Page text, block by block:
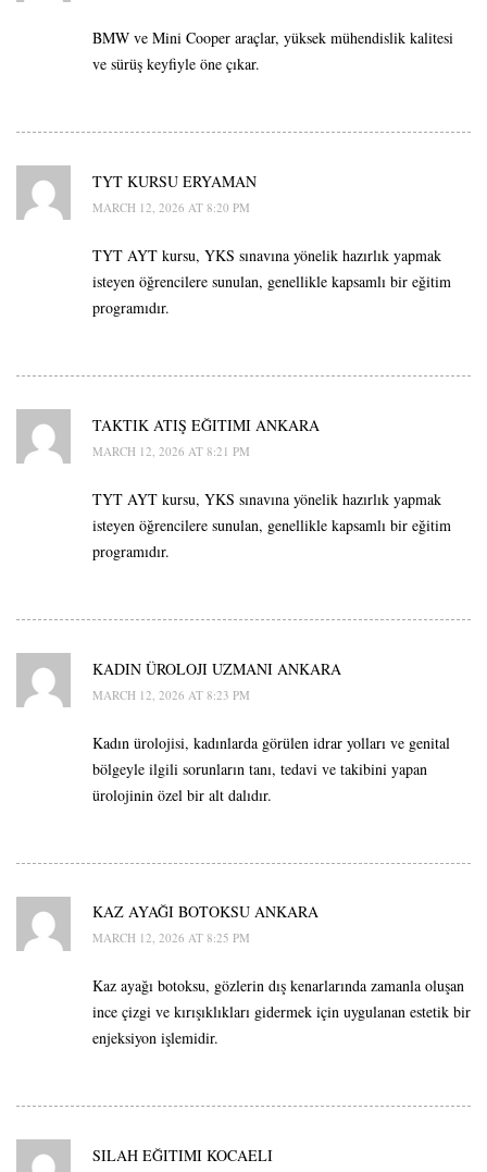
BMW ve Mini Cooper araçlar, yüksek mühendislik kalitesi
ve sürüş keyfiyle öne çıkar.
TYT KURSU ERYAMAN
MARCH 12, 2026 AT 8:20 PM
TYT AYT kursu, YKS sınavına yönelik hazırlık yapmak
isteyen öğrencilere sunulan, genellikle kapsamlı bir eğitim
programıdır.
TAKTIK ATIŞ EĞITIMI ANKARA
MARCH 12, 2026 AT 8:21 PM
TYT AYT kursu, YKS sınavına yönelik hazırlık yapmak
isteyen öğrencilere sunulan, genellikle kapsamlı bir eğitim
programıdır.
KADIN ÜROLOJI UZMANI ANKARA
MARCH 12, 2026 AT 8:23 PM
Kadın ürolojisi, kadınlarda görülen idrar yolları ve genital
bölgeyle ilgili sorunların tanı, tedavi ve takibini yapan
ürolojinin özel bir alt dalıdır.
KAZ AYAĞI BOTOKSU ANKARA
MARCH 12, 2026 AT 8:25 PM
Kaz ayağı botoksu, gözlerin dış kenarlarında zamanla oluşan
ince çizgi ve kırışıklıkları gidermek için uygulanan estetik bir
enjeksiyon işlemidir.
SILAH EĞITIMI KOCAELI